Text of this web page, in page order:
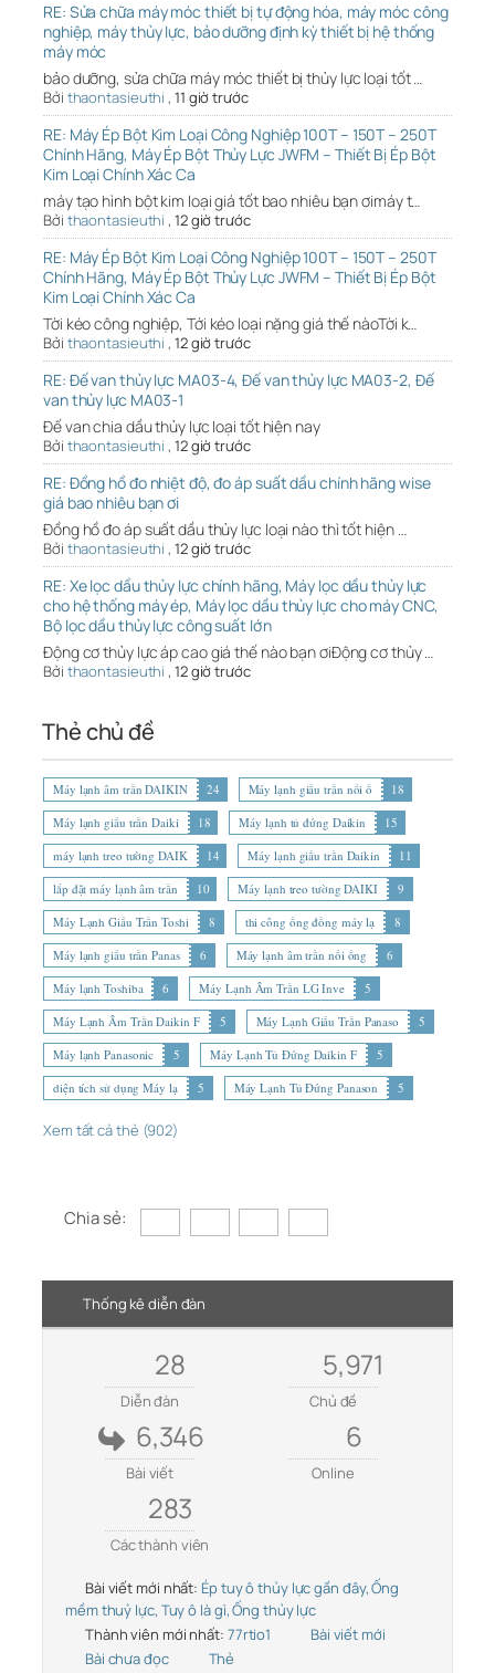
RE: Sửa chữa máy móc thiết bị tự động hóa, máy móc công
nghiệp, máy thủy lực, bảo dưỡng định kỳ thiết bị hệ thống
máy móc
bảo dưỡng, sửa chữa máy móc thiết bị thủy lực loại tốt …
Bởi thaontasieuthi , 11 giờ trước
RE: Máy Ép Bột Kim Loại Công Nghiệp 100T – 150T – 250T
Chính Hãng, Máy Ép Bột Thủy Lực JWFM – Thiết Bị Ép Bột
Kim Loại Chính Xác Ca
máy tạo hình bột kim loại giá tốt bao nhiêu bạn ơimáy t…
Bởi thaontasieuthi , 12 giờ trước
RE: Máy Ép Bột Kim Loại Công Nghiệp 100T – 150T – 250T
Chính Hãng, Máy Ép Bột Thủy Lực JWFM – Thiết Bị Ép Bột
Kim Loại Chính Xác Ca
Tời kéo công nghiệp, Tới kéo loại nặng giá thế nàoTời k…
Bởi thaontasieuthi , 12 giờ trước
RE: Đế van thủy lực MA03-4, Đế van thủy lực MA03-2, Đế
van thủy lực MA03-1
Đế van chia dầu thủy lực loại tốt hiện nay
Bởi thaontasieuthi , 12 giờ trước
RE: Đồng hồ đo nhiệt độ, đo áp suất dầu chính hãng wise
giá bao nhiêu bạn ơi
Đồng hồ đo áp suất dầu thủy lực loại nào thì tốt hiện …
Bởi thaontasieuthi , 12 giờ trước
RE: Xe lọc dầu thủy lực chính hãng, Máy lọc dầu thủy lực
cho hệ thống máy ép, Máy lọc dầu thủy lực cho máy CNC,
Bộ lọc dầu thủy lực công suất lớn
Động cơ thủy lực áp cao giá thế nào bạn ơiĐộng cơ thủy …
Bởi thaontasieuthi , 12 giờ trước
Thẻ chủ đề
Máy lạnh âm trần DAIKIN 24 Máy lạnh giấu trần nối ố
18
Máy lạnh giấu trần Daiki
18 Máy lạnh tủ đứng Daikin
15
máy lạnh treo tường DAIK
14 Máy lạnh giấu trần Daikin
11
lắp đặt máy lạnh âm trần
10 Máy lạnh treo tường DAIKI
9
Máy Lạnh Giấu Trần Toshi
8 thi công ống đồng máy lạ
8
Máy lạnh giấu trần Panas
6 Máy lạnh âm trần nối ống
6
Máy lạnh Toshiba
6 Máy Lạnh Âm Trần LG Inve
5
Máy Lạnh Âm Trần Daikin F
5 Máy Lạnh Giấu Trần Panaso
5
Máy lạnh Panasonic
5 Máy Lạnh Tủ Đứng Daikin F
5
diện tích sử dụng Máy lạ
5 Máy Lạnh Tủ Đứng Panason 5
Xem tất cả thẻ (902)
Chia sẻ:
Thống kê diễn đàn
28
Diễn đàn
5,971
Chủ đề
6,346
Bài viết
6
Online
283
Các thành viên
Bài viết mới nhất: Ép tuy ô thủy lực gần đây, Ống
mềm thuỷ lực, Tuy ô là gì, Ống thủy lực
Thành viên mới nhất: 77rtio1
Bài viết mới
Bài chưa đọc
Thẻ